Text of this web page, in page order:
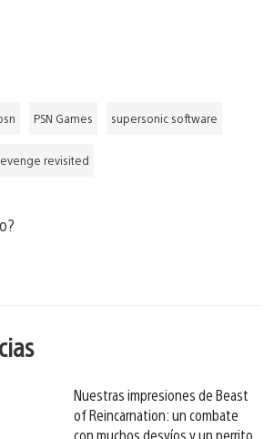
PSN Games supersonic software
revisited
Nuestras impresiones de Beast
of Reincarnation: un combate
con muchos desvíos y un perrito